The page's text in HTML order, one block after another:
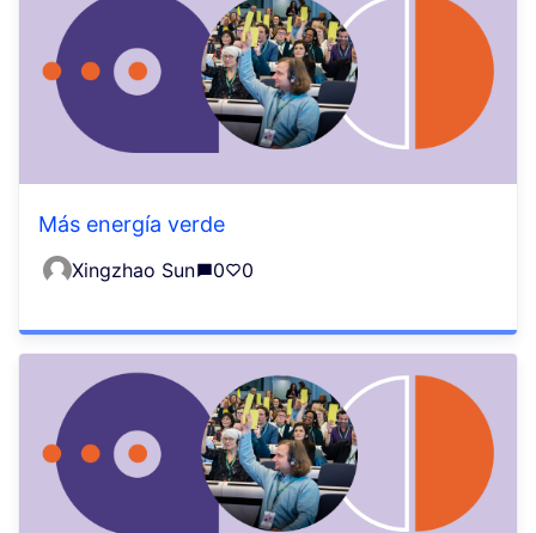
Más energía verde
Xingzhao Sun 0 0